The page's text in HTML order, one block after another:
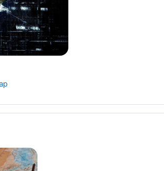
Link/URL